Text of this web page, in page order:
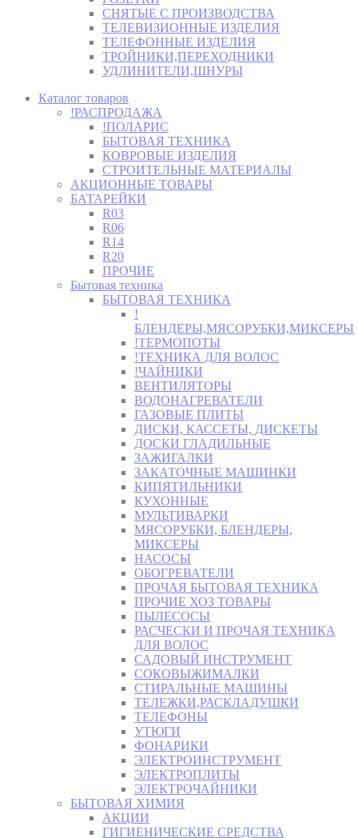
СНЯТЫЕ С ПРОИЗВОДСТВА
ТЕЛЕВИЗИОННЫЕ ИЗДЕЛИЯ
ТЕЛЕФОННЫЕ ИЗДЕЛИЯ
ТРОЙНИКИ,ПЕРЕХОДНИКИ
УДЛИНИТЕЛИ,ШНУРЫ
Каталог товаров
!РАСПРОДАЖА
!ПОЛАРИС
БЫТОВАЯ ТЕХНИКА
КОВРОВЫЕ ИЗДЕЛИЯ
СТРОИТЕЛЬНЫЕ МАТЕРИАЛЫ
АКЦИОННЫЕ ТОВАРЫ
БАТАРЕЙКИ
R03
R06
R14
R20
ПРОЧИЕ
Бытовая техника
БЫТОВАЯ ТЕХНИКА
!
БЛЕНДЕРЫ,МЯСОРУБКИ,МИКСЕРЫ
!ТЕРМОПОТЫ
!ТЕХНИКА ДЛЯ ВОЛОС
!ЧАЙНИКИ
ВЕНТИЛЯТОРЫ
ВОДОНАГРЕВАТЕЛИ
ГАЗОВЫЕ ПЛИТЫ
ДИСКИ, КАССЕТЫ, ДИСКЕТЫ
ДОСКИ ГЛАДИЛЬНЫЕ
ЗАЖИГАЛКИ
ЗАКАТОЧНЫЕ МАШИНКИ
КИПЯТИЛЬНИКИ
КУХОННЫЕ
МУЛЬТИВАРКИ
МЯСОРУБКИ, БЛЕНДЕРЫ,
МИКСЕРЫ
НАСОСЫ
ОБОГРЕВАТЕЛИ
ПРОЧАЯ БЫТОВАЯ ТЕХНИКА
ПРОЧИЕ ХОЗ ТОВАРЫ
ПЫЛЕСОСЫ
РАСЧЕСКИ И ПРОЧАЯ ТЕХНИКА
ДЛЯ ВОЛОС
САДОВЫЙ ИНСТРУМЕНТ
СОКОВЫЖИМАЛКИ
СТИРАЛЬНЫЕ МАШИНЫ
ТЕЛЕЖКИ,РАСКЛАДУШКИ
ТЕЛЕФОНЫ
УТЮГИ
ФОНАРИКИ
ЭЛЕКТРОИНСТРУМЕНТ
ЭЛЕКТРОПЛИТЫ
ЭЛЕКТРОЧАЙНИКИ
БЫТОВАЯ ХИМИЯ
АКЦИИ
ГИГИЕНИЧЕСКИЕ СРЕДСТВА